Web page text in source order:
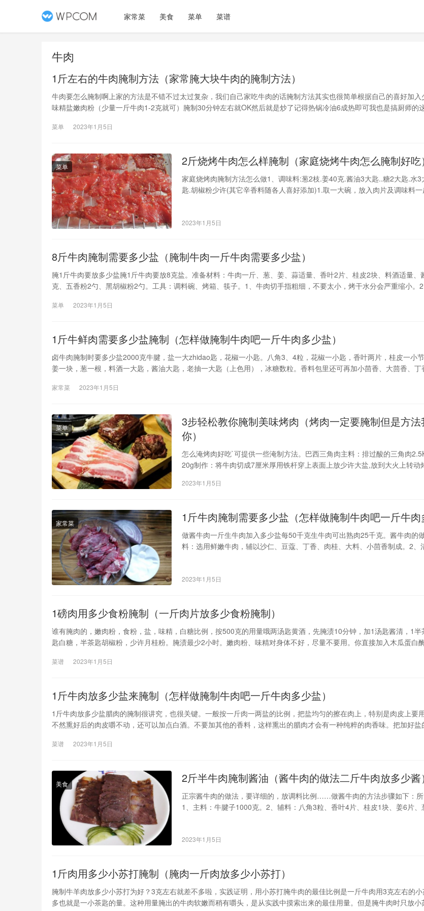
家常菜 美食 菜单 菜谱
牛肉
1斤左右的牛肉腌制方法（家常腌大块牛肉的腌制方法）
牛肉要怎么腌制啊上家的方法是不错不过太过复杂，我们自己家吃牛肉的话腌制方法其实也很简单根据自己的喜好加
味精盐嫩肉粉（少量一斤牛肉1-2克就可）腌制30分钟左右就OK然后就是炒了记得热锅冷油6成热即可我也是搞厨师的
菜单 2023年1月5日
菜单 2斤烧烤牛肉怎么样腌制（家庭烧烤牛肉怎么腌制好吃）
家庭烧烤肉腌制方法怎么做1、调味料:葱2枝.姜40克.酱油3大匙..糖2大匙.水3
匙.胡椒粉少许(其它辛香料随各人喜好添加)1.取一大碗，放入肉片及调味料
粉、料酒、味精、五香粉、淀粉、鸡蛋、香
2023年1月5日
8斤牛肉腌制需要多少盐（腌制牛肉一斤牛肉需要多少盐）
腌1斤牛肉要放多少盐腌1斤牛肉要放8克盐。准备材料：牛肉一斤、葱、姜、蒜适量、香叶2片、桂皮2块、料酒适量、
克、五香粉2勺、黑胡椒粉2勺。工具：调料碗、烤箱、筷子。1、牛肉切手指粗细，不要太小，烤干水分会严重缩小。
菜单 2023年1月5日
1斤牛鲜肉需要多少盐腌制（怎样做腌制牛肉吧一斤牛肉多少盐）
卤牛肉腌制时要多少盐2000克牛腱，盐一大zhidao匙，花椒一小匙。八角3、4粒，花椒一小匙，香叶两片，桂皮一小
姜一块，葱一根，料酒一大匙，酱油大匙，老抽一大匙（上色用），冰糖数粒。香料包里还可再加小茴香、大茴香、丁
（不
家常菜 2023年1月5日
菜单
3步轻松教你腌制美味烤肉（烤肉一定要腌制但是方法
你）
怎么淹烤肉好吃`可提供一些淹制方法。巴西三角肉主料：排过酸的三角肉
20g制作：将牛肉切成7厘米厚用铁杆穿上表面上放少许大盐,放到大火上转动
牛肉长为标准,宽6厘米
2023年1月5日
家常菜 1斤牛肉腌制需要多少盐（怎样做腌制牛肉吧一斤牛肉
做酱牛肉一斤生牛肉加入多少盐每50千克生牛肉可出熟肉25千克。酱牛肉的
料：选用鲜嫩牛肉，辅以沙仁、豆蔻、丁香、肉桂、大料、小茴香制成。2、
肉放入酱汤锅中煮1小时，开锅后把牛肉捞出，将锅中酱沫
2023年1月5日
1磅肉用多少食粉腌制（一斤肉片放多少食粉腌制）
谁有腌肉的，嫩肉粉，食粉，盐，味精，白糖比例，按500克的用量哦两汤匙黄酒，先腌渍10分钟，加1汤匙酱清，1半
匙白糖，半茶匙胡椒粉，少许月桂粉。腌渍最少2小时。嫩肉粉、味精对身体不好，尽量不要用。你直接加入木瓜蛋白
分
菜谱 2023年1月5日
1斤牛肉放多少盐来腌制（怎样做腌制牛肉吧一斤牛肉多少盐）
1斤牛肉放多少盐腊肉的腌制很讲究，也很关键。一般按一斤肉一两盐的比例，把盐均匀的擦在肉上，特别是肉皮上要
不然熏好后的肉皮嚼不动，还可以加点白酒。不要加其他的香料，这样熏出的腊肉才会有一种纯粹的肉香味。把加好盐
晾干，或者挂在风口处风
菜谱 2023年1月5日
美食 2斤半牛肉腌制酱油（酱牛肉的做法二斤牛肉放多少酱）
正宗酱牛肉的做法，要详细的，放调料比例……做酱牛肉的方法步骤如下：所
1、主料：牛腱子1000克。2、辅料：八角3粒、香叶4片、桂皮1块、姜6片、
备用。第三
2023年1月5日
1斤肉用多少小苏打腌制（腌肉一斤肉放多少小苏打）
腌制牛羊肉放多少小苏打为好？3克左右就差不多啦，实践证明，用小苏打腌牛肉的最佳比例是一斤牛肉用3克左右的
多也就是一小茶匙的量。这种用量腌出的牛肉软嫩而稍有嚼头，是从实践中摸索出来的最佳用量。但是腌牛肉时只放小